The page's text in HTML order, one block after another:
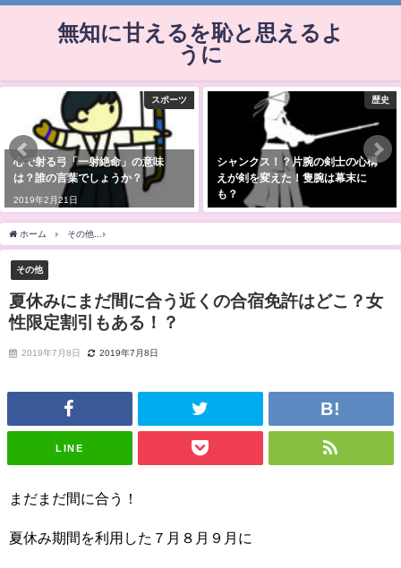
無知に甘えるを恥と思えるよ
うに
シャンクス！？片腕の剣士の心構
えが剣を変えた！隻腕は幕末に
も？
何で晴れてるのに雨が降るこ
狐の嫁入りというの？由来は
2019年7月4日
ホーム その他
その他
夏休みにまだ間に合う近くの合宿免許はどこ？女
性限定割引もある！？
2019年7月8日 2019年7月8日
LINE
まだまだ間に合う！
夏休み期間を利用した７月８月９月に